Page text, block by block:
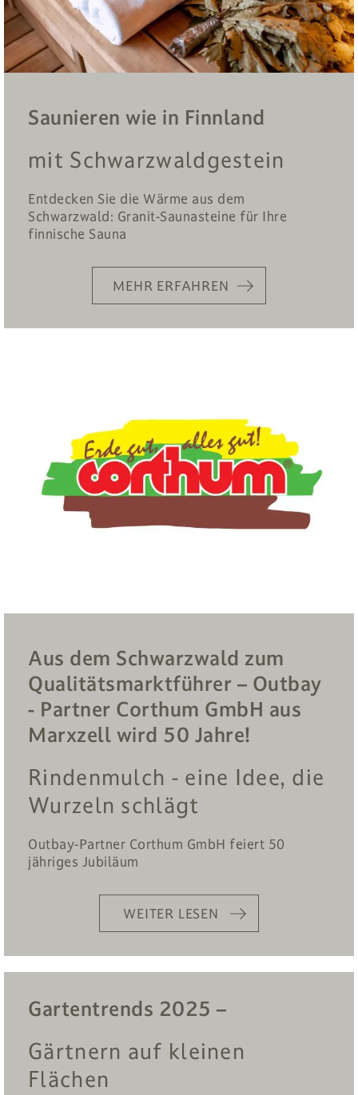
Saunieren wie in Finnland
mit Schwarzwaldgestein
Entdecken Sie die Wärme aus dem
Schwarzwald: Granit-Saunasteine für Ihre
finnische Sauna
MEHR ERFAHREN
Aus dem Schwarzwald zum
Qualitätsmarktführer – Outbay
- Partner Corthum GmbH aus
Marxzell wird 50 Jahre!
Rindenmulch - eine Idee, die
Wurzeln schlägt
Outbay-Partner Corthum GmbH feiert 50
jähriges Jubiläum
WEITER LESEN
Gartentrends 2025 –
Gärtnern auf kleinen
Flächen